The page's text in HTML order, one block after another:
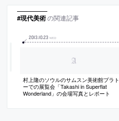
#現代美術の関連記事
2013.10.23 WED
村上隆のソウルのサムスン美術館プラト
ーでの展覧会「Takashi in Superflat
Wonderland」の会場写真とレポート